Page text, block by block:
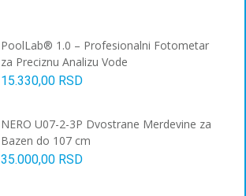
PoolLab® 1.0 – Profesionalni Fotometar
za Preciznu Analizu Vode
15.330,00 RSD
NERO U07-2-3P Dvostrane Merdevine za
Bazen do 107 cm
35.000,00 RSD